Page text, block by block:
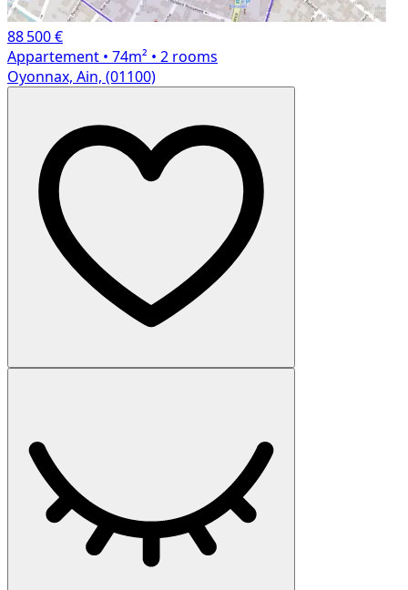
88 500 €
Appartement • 74m² • 2 rooms
Oyonnax, Ain, (01100)